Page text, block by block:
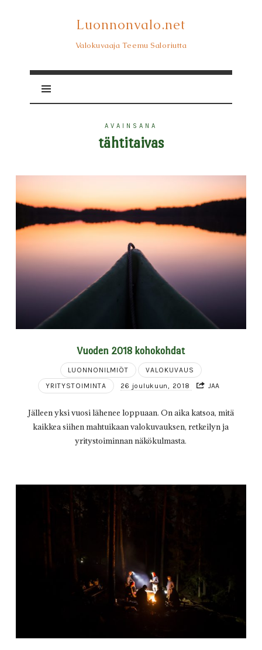
Luonnonvalo.net
Luonnonvalo.net
Valokuvaaja Teemu Saloriutta
AVAINSANA
tähtitaivas
Vuoden 2018 kohokohdat
LUONNONILMIÖT
VALOKUVAUS
YRITYSTOIMINTA
26 joulukuun, 2018 JAA
Jälleen yksi vuosi lähenee loppuaan. On aika katsoa, mitä
kaikkea siihen mahtuikaan valokuvauksen, retkeilyn ja
yritystoiminnan näkökulmasta.